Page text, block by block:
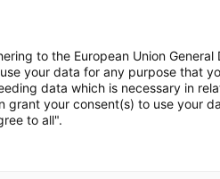
Le
to the European Union General
your data for any purpose that
data which is necessary in
grant your consent(s) to use your
to all".